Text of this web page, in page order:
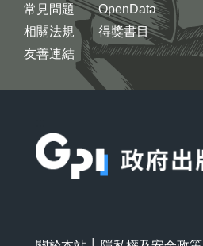
常見問題
相關法規
友善連結
OpenData
得獎書目